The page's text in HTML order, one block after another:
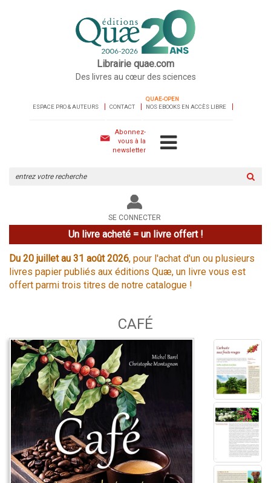
Librairie quae.com
Des livres au cœur des sciences
ESPACE PRO & AUTEURS CONTACT
QUAE-OPEN
NOS EBOOKS EN ACCÈS LIBRE
Abonnez-
vous à la
newsletter
le
site
SE CONNECTER
Un livre acheté = un livre offert !
Du 20 juillet au 31 août 2026, pour l'achat d'un ou plusieurs
livres papier publiés aux éditions Quæ, un livre vous est
offert parmi trois titres de notre catalogue !
CAFÉ